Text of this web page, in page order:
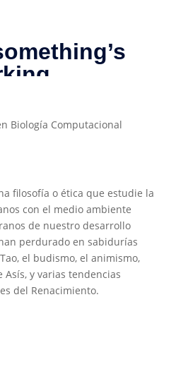
Biología Computacional
filosofía o ética que estudie la
con el medio ambiente
de nuestro desarrollo
perdurado en sabidurías
el budismo, el animismo,
Asís, y varias tendencias
del Renacimiento.